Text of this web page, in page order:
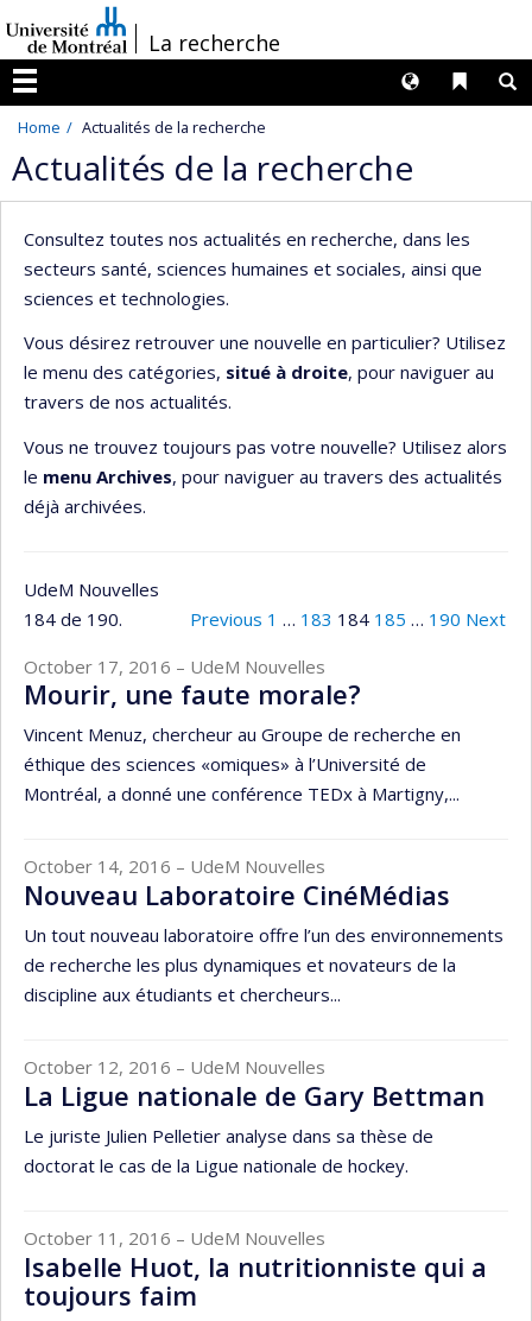
au
contenu
/La recherche
Menu
Liens
Langues
Home Actualités de la recherche
Actualités de la recherche
Consultez toutes nos actualités en recherche, dans les
secteurs santé, sciences humaines et sociales, ainsi que
sciences et technologies.
Vous désirez retrouver une nouvelle en particulier? Utilisez
le menu des catégories, situé à droite, pour naviguer au
travers de nos actualités.
Vous ne trouvez toujours pas votre nouvelle? Utilisez alors
le menu Archives, pour naviguer au travers des actualités
déjà archivées.
UdeM Nouvelles
184 de 190.
Previous 1 … 183 184 185 … 190 Next
October 17, 2016 – UdeM Nouvelles
Mourir, une faute morale?
Vincent Menuz, chercheur au Groupe de recherche en
éthique des sciences «omiques» à l’Université de
Montréal, a donné une conférence TEDx à Martigny,...
October 14, 2016 – UdeM Nouvelles
Nouveau Laboratoire CinéMédias
Un tout nouveau laboratoire offre l’un des environnements
de recherche les plus dynamiques et novateurs de la
discipline aux étudiants et chercheurs...
October 12, 2016 – UdeM Nouvelles
La Ligue nationale de Gary Bettman
Le juriste Julien Pelletier analyse dans sa thèse de
doctorat le cas de la Ligue nationale de hockey.
October 11, 2016 – UdeM Nouvelles
Isabelle Huot, la nutritionniste qui a
toujours faim